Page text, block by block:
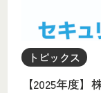
トピックス
【2025年度